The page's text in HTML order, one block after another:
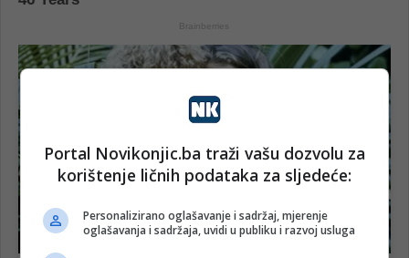
Portal Novikonjic.ba traži vašu dozvolu za
korištenje ličnih podataka za sljedeće:
Personalizirano oglašavanje i sadržaj, mjerenje
oglašavanja i sadržaja, uvidi u publiku i razvoj usluga